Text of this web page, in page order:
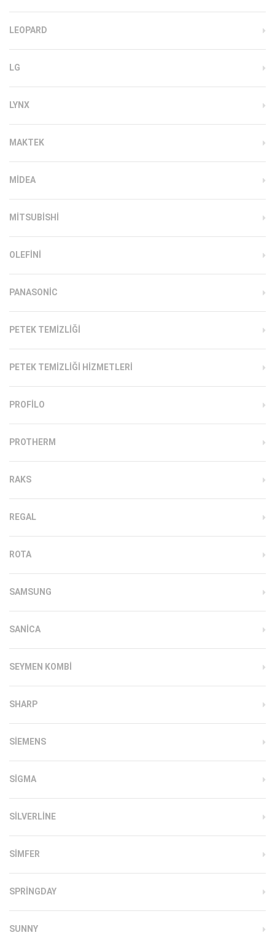
LEOPARD
LG
LYNX
MAKTEK
MIDEA
MITSUBISHI
OLEFINI
PANASONIC
PETEK TEMIZLIĞI
PETEK TEMIZLIĞI HIZMETLERI
PROFILO
PROTHERM
RAKS
REGAL
ROTA
SAMSUNG
SANICA
SEYMEN KOMBI
SHARP
SIEMENS
SIGMA
SILVERLINE
SIMFER
SPRINGDAY
SUNNY